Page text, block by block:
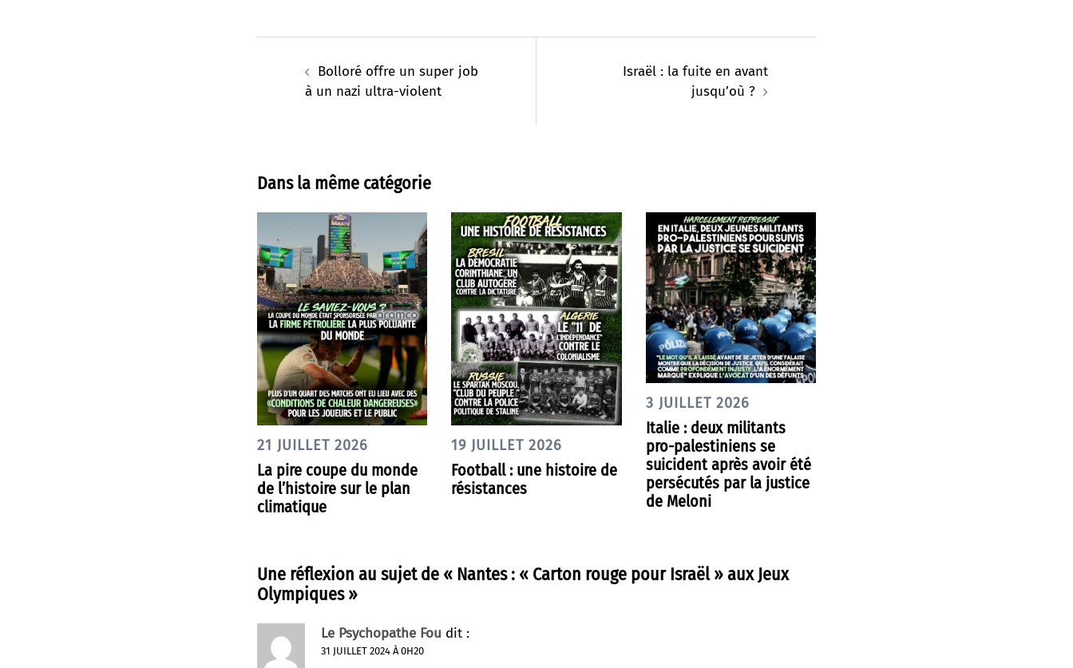
d’articleBolloré offre un super job
à un nazi ultra-violent
Israël : la fuite en avant
jusqu’où ?
Dans la même catégorie
21 JUILLET 2026
La pire coupe du monde
de l’histoire sur le plan
climatique
19 JUILLET 2026
Football : une histoire de
résistances
3 JUILLET 2026
Italie : deux militants
pro-palestiniens se
suicident après avoir été
persécutés par la justice
de Meloni
Une réflexion au sujet de « Nantes : « Carton rouge pour Israël » aux Jeux
Olympiques»
Le Psychopathe Fou dit :
31 JUILLET 2024 À 0H20